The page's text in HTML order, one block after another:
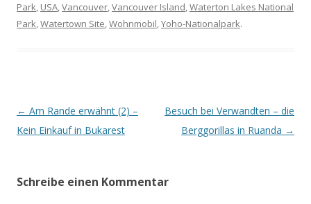
Park, USA,Vancouver,Vancouver Island,Waterton Lakes National
Park,Watertown Site,Wohnmobil,Yoho-Nationalpark.
Beitrags-
Navigation
← Am Rande erwähnt (2) –
Kein Einkauf in Bukarest
Besuch bei Verwandten – die
Berggorillas in Ruanda →
Schreibe einen Kommentar